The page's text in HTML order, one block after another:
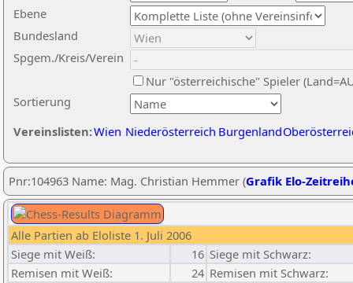
Ebene
Sortierung
Bundesland
Spgem./Kreis/Verein
Nur "österreichische" Spieler
Vereinslisten:Wien Niederösterreich Burgenland
Pnr:104963 Name: Mag. Christian Hemmer (Grafik Elo-
Alle Partien ab Eloliste 1. Juli 2006
Siege mit Weiß:
16 Siege mit Schwarz:
Remisen mit Weiß:
24 Remisen mit Schwarz: